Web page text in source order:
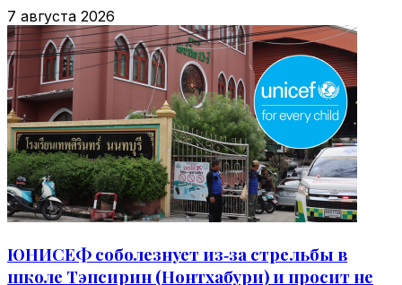
7 августа 2026
ЮНИСЕФ соболезнует из‑за стрельбы в
школе Тэпсирин (Нонтхабури) и просит не